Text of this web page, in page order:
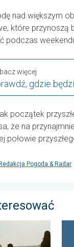
nad większym
które przynoszą
podczas
gdzie
więcej
początek
że na
połowie
Redakcja Pogoda & Radar
Wschodniej.